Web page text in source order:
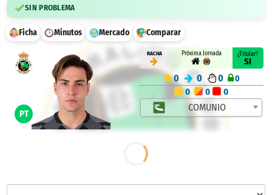
SIN PROBLEMA
Ficha Minutos Mercado Comparar
PT
RACHA Próxima Jornada ¿Titular?
SI
0 0 0 0
0 0 0
COMUNIO